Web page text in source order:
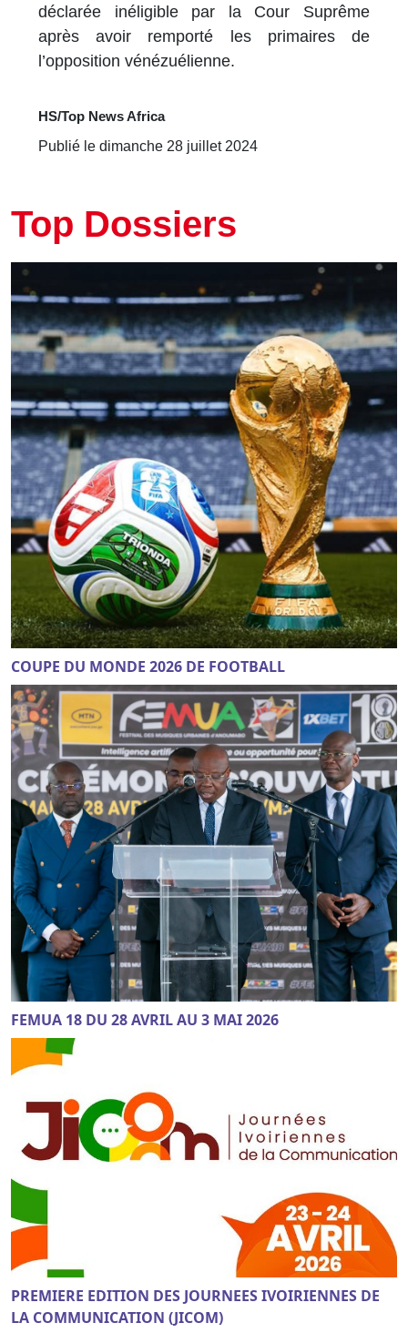
déclarée inéligible par la Cour Suprême
après avoir remporté les primaires de
l’opposition vénézuélienne.
HS/Top News Africa
Publié le dimanche 28 juillet 2024
Top Dossiers
COUPE DU MONDE 2026 DE FOOTBALL
FEMUA 18 DU 28 AVRIL AU 3 MAI 2026
PREMIERE EDITION DES JOURNEES IVOIRIENNES DE
LA COMMUNICATION (JICOM)